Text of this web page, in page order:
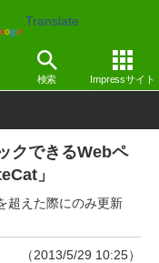
Translate
検索 Impressサイト
Windows
クできるWebペ
」
超えた際にのみ更新
（2013/5/29 10:25）